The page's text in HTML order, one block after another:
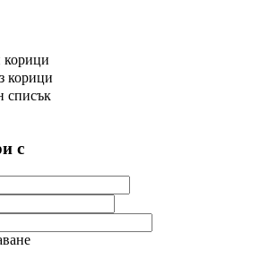
корици
корици
списък
с